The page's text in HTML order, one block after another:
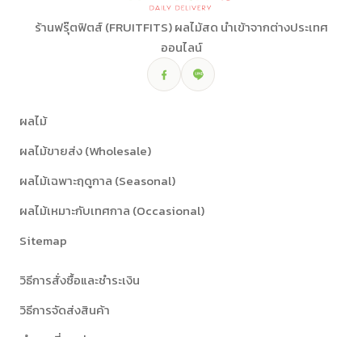
ร้านฟรุ๊ตฟิตส์ (FRUITFITS) ผลไม้สด นำเข้าจากต่างประเทศ
ออนไลน์
ผลไม้
ผลไม้ขายส่ง (Wholesale)
ผลไม้เฉพาะฤดูกาล (Seasonal)
ผลไม้เหมาะกับเทศกาล (Occasional)
Sitemap
วิธีการสั่งซื้อและชำระเงิน
วิธีการจัดส่งสินค้า